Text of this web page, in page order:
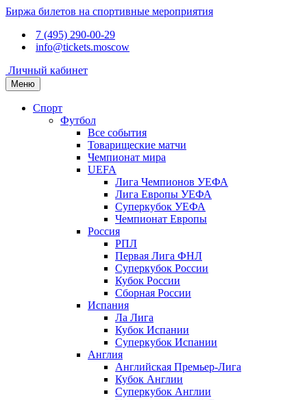
Биржа билетов на спортивные мероприятия
7 (495) 290-00-29
info@tickets.moscow
Личный кабинет
Меню
Спорт
Футбол
Все события
Товарищеские матчи
Чемпионат мира
UEFA
Лига Чемпионов УЕФА
Лига Европы УЕФА
Суперкубок УЕФА
Чемпионат Европы
Россия
РПЛ
Первая Лига ФНЛ
Суперкубок России
Кубок России
Сборная России
Испания
Ла Лига
Кубок Испании
Суперкубок Испании
Англия
Английская Премьер-Лига
Кубок Англии
Суперкубок Англии